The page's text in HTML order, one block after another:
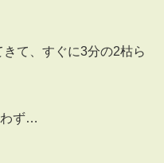
て、すぐに3分の2枯ら
わず…